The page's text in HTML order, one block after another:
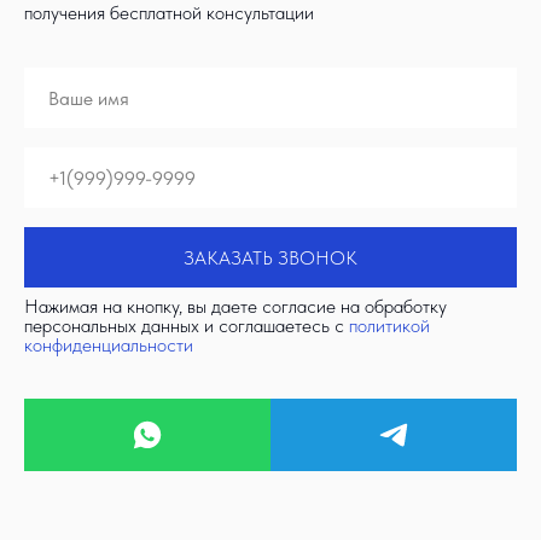
получения бесплатной консультации
ЗАКАЗАТЬ ЗВОНОК
Нажимая на кнопку, вы даете согласие на обработку
персональных данных и соглашаетесь c политикой
конфиденциальности